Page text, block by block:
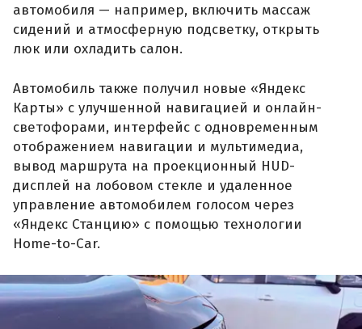
автомобиля — например, включить массаж
сидений и атмосферную подсветку, открыть
люк или охладить салон.
Автомобиль также получил новые «Яндекс
Карты» с улучшенной навигацией и онлайн-
светофорами, интерфейс с одновременным
отображением навигации и мультимедиа,
вывод маршрута на проекционный HUD-
дисплей на лобовом стекле и удаленное
управление автомобилем голосом через
«Яндекс Станцию» с помощью технологии
Home-to-Car.